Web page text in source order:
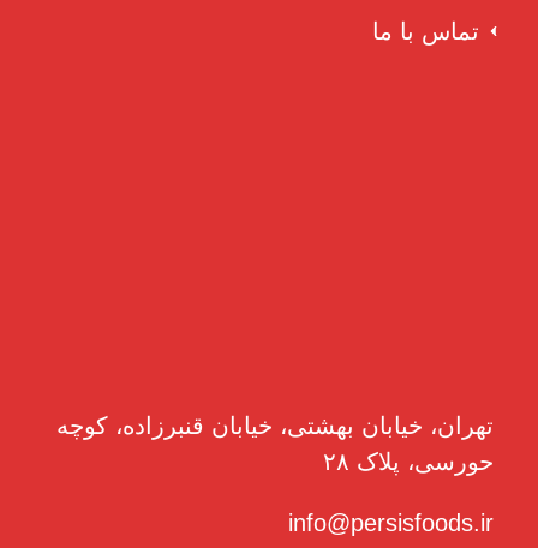
تماس با ما
تهران، خیابان بهشتی، خیابان قنبرزاده، کوچه
حورسی، پلاک ۲۸
info@persisfoods.ir